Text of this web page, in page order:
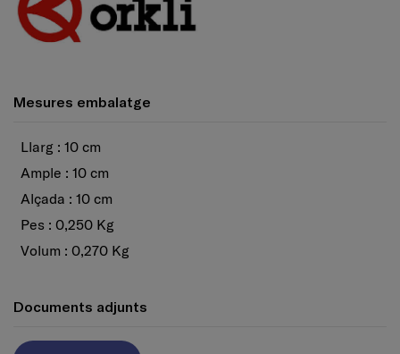
Mesures embalatge
Llarg : 10 cm
Ample : 10 cm
Alçada : 10 cm
Pes : 0,250 Kg
Volum : 0,270 Kg
Documents adjunts